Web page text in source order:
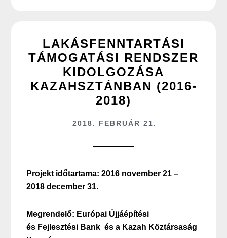
LAKÁSFENNTARTÁSI
TÁMOGATÁSI RENDSZER
KIDOLGOZÁSA
KAZAHSZTÁNBAN (2016-
2018)
2018. FEBRUÁR 21.
Projekt időtartama: 2016 november 21 –
2018 december 31.
Megrendelő: Európai Újjáépítési
és Fejlesztési Bank és a Kazah Köztársaság